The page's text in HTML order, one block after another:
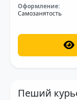
Оформление:
Самозанятость
Пеший